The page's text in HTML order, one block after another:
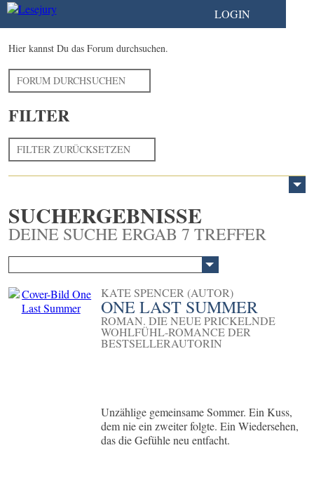
LOGIN
Hier kannst Du das Forum durchsuchen.
FORUM DURCHSUCHEN
FILTER
FILTER ZURÜCKSETZEN
SUCHERGEBNISSE
DEINE SUCHE ERGAB 7 TREFFER
KATE SPENCER (AUTOR)
ONE LAST SUMMER
ROMAN. DIE NEUE PRICKELNDE
WOHLFÜHL-ROMANCE DER
BESTSELLERAUTORIN
Unzählige gemeinsame Sommer. Ein Kuss,
dem nie ein zweiter folgte. Ein Wiedersehen,
das die Gefühle neu entfacht.